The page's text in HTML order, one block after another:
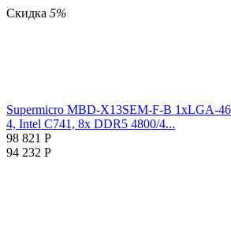
Скидка 5%
Supermicro MBD-X13SEM-F-B 1xLGA-
4, Intel C741, 8x DDR5 4800/4...
98 821 Р
94 232 Р